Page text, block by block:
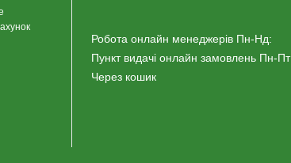
Робота онлайн менеджерiв Пн-Нд:
Пункт видачі онлайн замовлень Пн-Пт
Через кошик